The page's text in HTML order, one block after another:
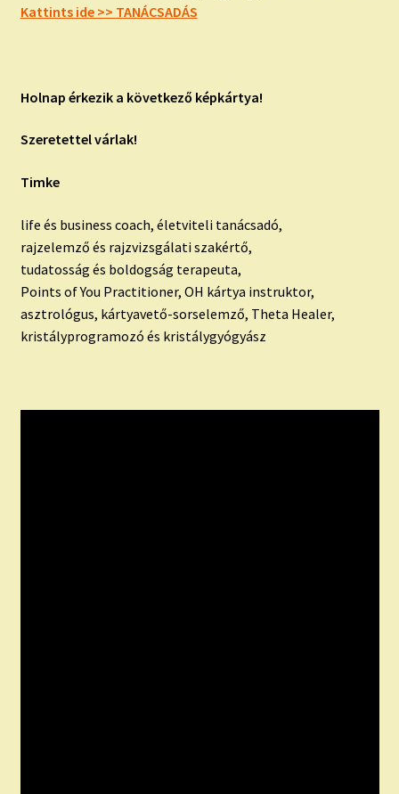
Kattints ide >> TANÁCSADÁS
Holnap érkezik a következő képkártya!
Szeretettel várlak!
Timke
life és business coach, életviteli tanácsadó,
rajzelemző és rajzvizsgálati szakértő,
tudatosság és boldogság terapeuta,
Points of You Practitioner, OH kártya instruktor,
asztrológus, kártyavető-sorselemző, Theta Healer,
kristályprogramozó és kristálygyógyász